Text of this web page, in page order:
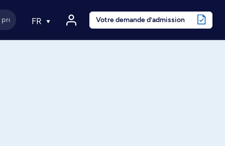
FR Votre demande d’admission